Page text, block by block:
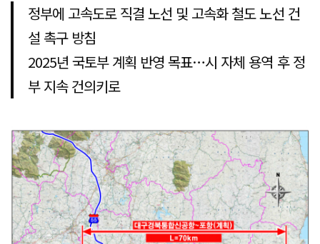
정부에 고속도로 직결 노선 및 고속화 철도 노선 건
설 촉구 방침
2025년 국토부 계획 반영 목표…시 자체 용역 후 정
부 지속 건의키로